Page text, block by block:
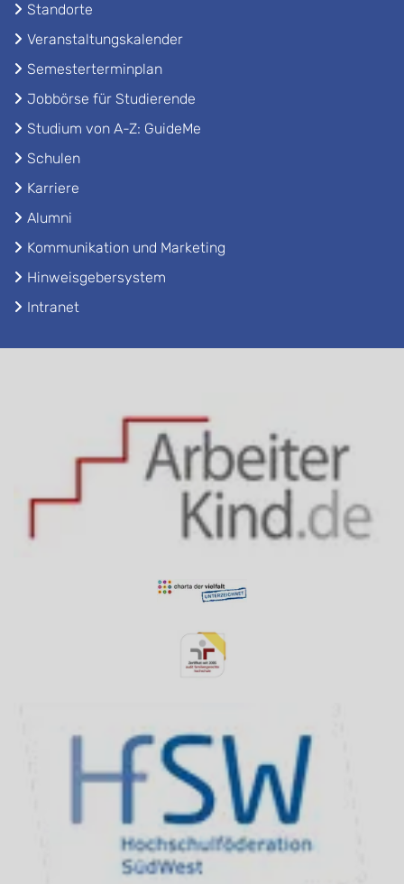
Standorte
Veranstaltungskalender
Semesterterminplan
Jobbörse für Studierende
Studium von A-Z: GuideMe
Schulen
Karriere
Alumni
Kommunikation und Marketing
Hinweisgebersystem
Intranet